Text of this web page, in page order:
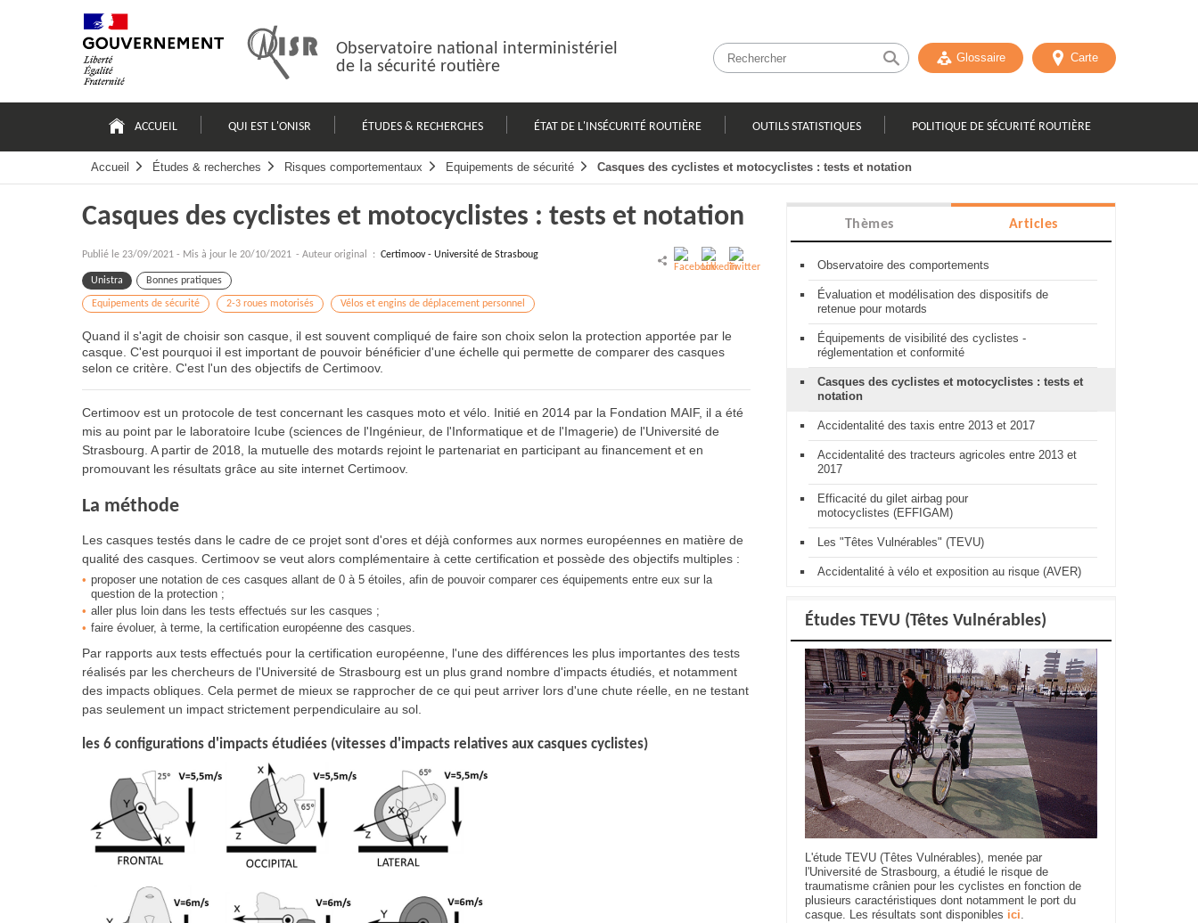
Observatoire national interministériel
de la sécurité routière
Glossaire Carte
principale
ACCUEIL QUI EST L'ONISR ÉTUDES & RECHERCHES ÉTAT DE L'INSÉCURITÉ ROUTIÈRE OUTILS STATISTIQUES POLITIQUE DE SÉCURITÉ ROUTIÈRE
Accueil Études & recherches Risques comportementaux Equipements de sécurité Casques des cyclistes et motocyclistes : tests et notation
Casques des cyclistes et motocyclistes : tests et notation
Publié le 23/09/2021 - Mis à jour le 20/10/2021 - Auteur original : Certimoov - Université de Strasboug
Unistra Bonnes pratiques
Equipements de sécurité 2-3 roues motorisés Vélos et engins de déplacement personnel
Quand il s'agit de choisir son casque, il est souvent compliqué de faire son choix selon la protection apportée par le
casque. C'est pourquoi il est important de pouvoir bénéficier d'une échelle qui permette de comparer des casques
selon ce critère. C'est l'un des objectifs de Certimoov.
Certimoov est un protocole de test concernant les casques moto et vélo. Initié en 2014 par la Fondation MAIF, il a été
mis au point par le laboratoire Icube (sciences de l'Ingénieur, de l'Informatique et de l'Imagerie) de l'Université de
Strasbourg. A partir de 2018, la mutuelle des motards rejoint le partenariat en participant au financement et en
promouvant les résultats grâce au site internet Certimoov.
La méthode
Les casques testés dans le cadre de ce projet sont d'ores et déjà conformes aux normes européennes en matière de
qualité des casques. Certimoov se veut alors complémentaire à cette certification et possède des objectifs multiples :
proposer une notation de ces casques allant de 0 à 5 étoiles, afin de pouvoir comparer ces équipements entre eux sur la
question de la protection ;
aller plus loin dans les tests effectués sur les casques ;
faire évoluer, à terme, la certification européenne des casques.
Par rapports aux tests effectués pour la certification européenne, l'une des différences les plus importantes des tests
réalisés par les chercheurs de l'Université de Strasbourg est un plus grand nombre d'impacts étudiés, et notamment
des impacts obliques. Cela permet de mieux se rapprocher de ce qui peut arriver lors d'une chute réelle, en ne testant
pas seulement un impact strictement perpendiculaire au sol.
les 6 configurations d'impacts étudiées (vitesses d'impacts relatives aux casques cyclistes)
Thèmes Articles
Observatoire des comportements
Évaluation et modélisation des dispositifs de
retenue pour motards
Équipements de visibilité des cyclistes -
réglementation et conformité
Casques des cyclistes et motocyclistes : tests et
notation
Accidentalité des taxis entre 2013 et 2017
Accidentalité des tracteurs agricoles entre 2013 et
2017
Efficacité du gilet airbag pour
motocyclistes (EFFIGAM)
Les "Têtes Vulnérables" (TEVU)
Accidentalité à vélo et exposition au risque (AVER)
Études TEVU (Têtes Vulnérables)
L'étude TEVU (Têtes Vulnérables), menée par
l'Université de Strasbourg, a étudié le risque de
traumatisme crânien pour les cyclistes en fonction de
plusieurs caractéristiques dont notamment le port du
casque. Les résultats sont disponibles ici.